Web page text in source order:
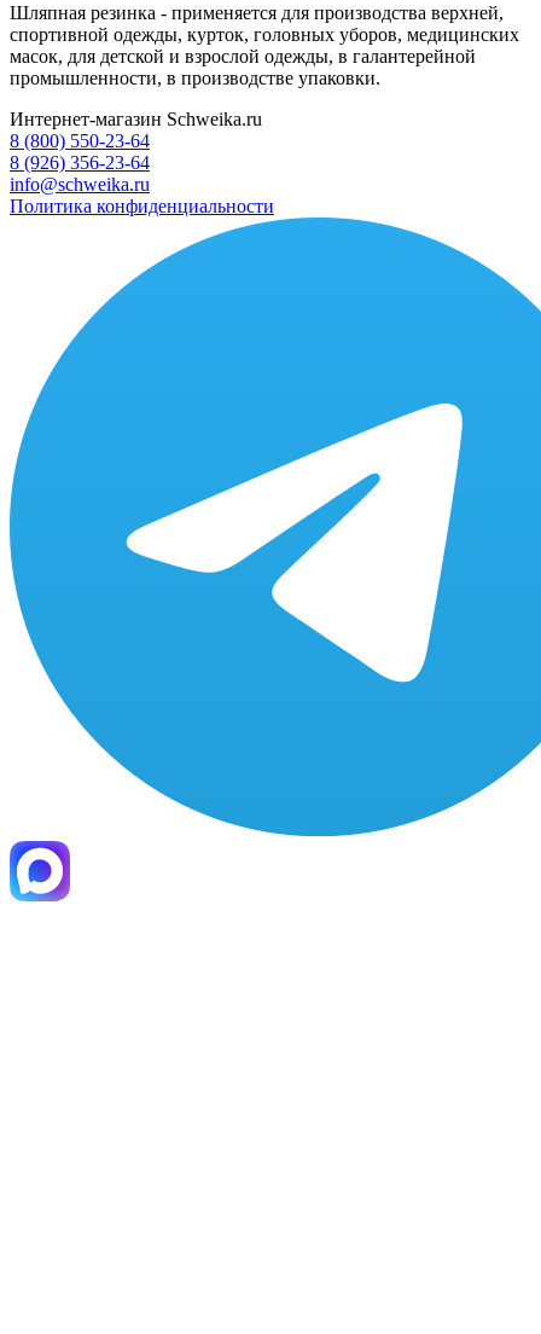
Шляпная резинка - применяется для производства верхней,
спортивной одежды, курток, головных уборов, медицинских
масок, для детской и взрослой одежды, в галантерейной
промышленности, в производстве упаковки.
Интернет-магазин Schweika.ru
8 (800) 550-23-64
8 (926) 356-23-64
info@schweika.ru
Политика конфиденциальности